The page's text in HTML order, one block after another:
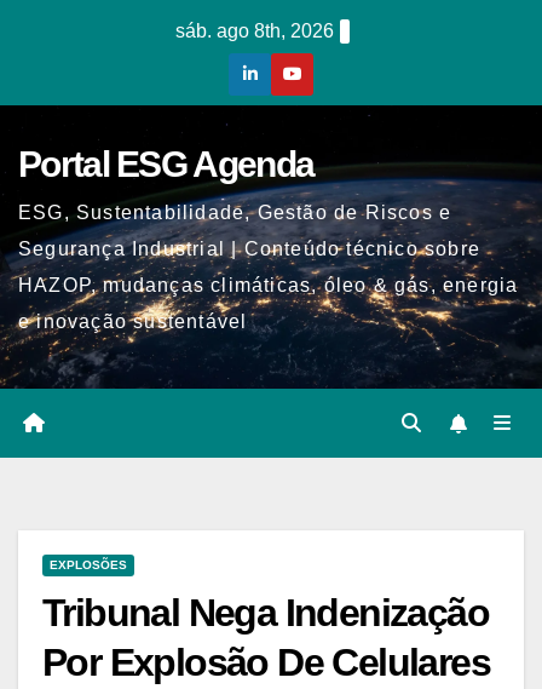
sáb. ago 8th, 2026
Portal ESG Agenda
ESG, Sustentabilidade, Gestão de Riscos e
Segurança Industrial | Conteúdo técnico sobre
HAZOP, mudanças climáticas, óleo & gás, energia
e inovação sustentável
EXPLOSÕES
Tribunal Nega Indenização
Por Explosão De Celulares